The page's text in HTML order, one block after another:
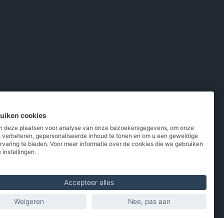
/ Powerbanks / MiFi routers
cookies
deze plaatsen voor analyse van onze bezoekersgegevens, om onze
gepersonaliseerde inhoud te tonen en om u een geweldige
te bieden. Voor meer informatie over de cookies die we gebruiken
instellingen.
Accepteer alles
Weigeren Nee, pas aan